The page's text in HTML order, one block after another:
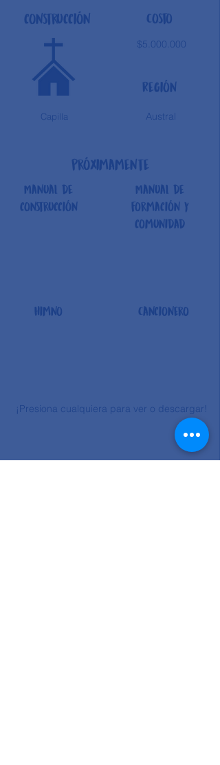
construcción Costo
Capilla
$5.000.000
Región
Austral
próximamente
Manual de
construcción
Manual de
formación y
comunidad
Himno Cancionero
¡Presiona cualquiera para ver o descargar!